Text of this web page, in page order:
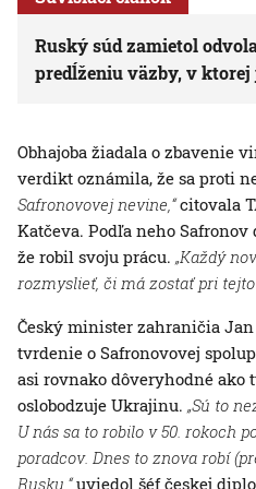
Ruský súd zamietol
predĺženiu väzby, v
Obhajoba žiadala o zbavenie
verdikt oznámila, že sa proti
Safronovovej nevine,“citovala
Katčeva. Podľa neho Safronov
že robil svoju prácu. „Každý
rozmyslieť, či má zostať pri
Český minister zahraničia
tvrdenie o Safronovovej
asi rovnako dôveryhodné ako
oslobodzuje Ukrajinu. „Sú to
U nás sa to robilo v 50. rokoch
poradcov. Dnes to znova robí
Rusku,“uviedol šéf českej